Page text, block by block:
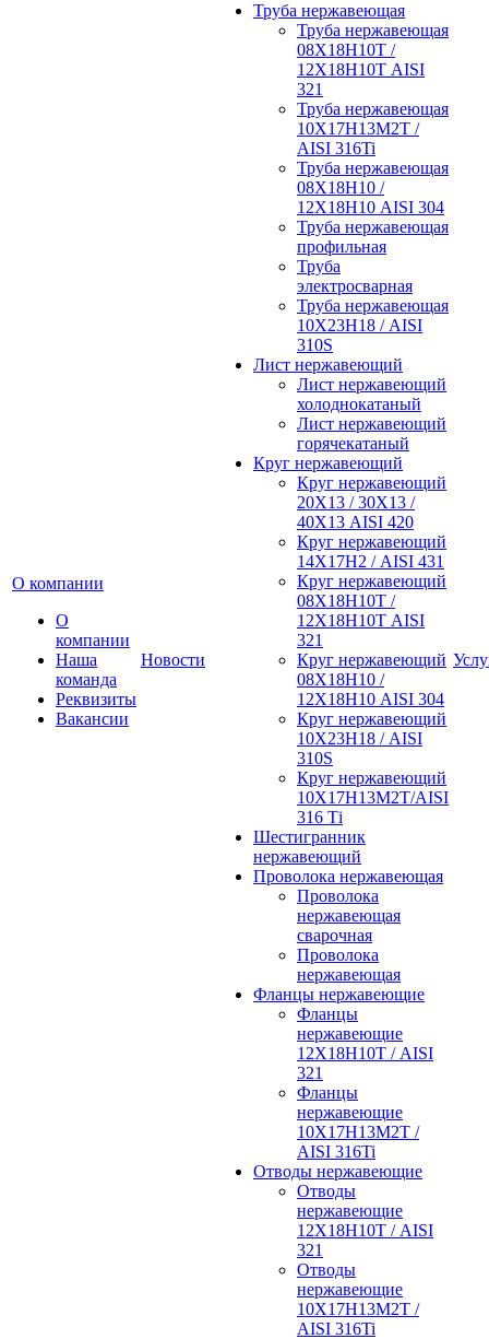
О компании
О
компании
Наша
команда
Реквизиты
Вакансии
Новости
Труба нержавеющая
Труба нержавеющая
08Х18Н10Т /
12Х18Н10Т AISI
321
Труба нержавеющая
10Х17Н13М2Т /
AISI 316Ti
Труба нержавеющая
08Х18Н10 /
12Х18Н10 AISI 304
Труба нержавеющая
профильная
Труба
электросварная
Труба нержавеющая
10Х23Н18 / AISI
310S
Лист нержавеющий
Лист нержавеющий
холоднокатаный
Лист нержавеющий
горячекатаный
Круг нержавеющий
Круг нержавеющий
20Х13 / 30Х13 /
40Х13 AISI 420
Круг нержавеющий
14Х17Н2 / AISI 431
Круг нержавеющий
08Х18Н10Т /
12Х18Н10Т AISI
321
Круг нержавеющий
08Х18Н10 /
12Х18Н10 AISI 304
Круг нержавеющий
10Х23Н18 / AISI
310S
Круг нержавеющий
10Х17Н13М2Т/AISI
316 Тi
Шестигранник
нержавеющий
Проволока нержавеющая
Проволока
нержавеющая
сварочная
Проволока
нержавеющая
Фланцы нержавеющие
Фланцы
нержавеющие
12Х18Н10Т / AISI
321
Фланцы
нержавеющие
10Х17Н13М2Т /
AISI 316Ti
Отводы нержавеющие
Отводы
нержавеющие
12Х18Н10Т / AISI
321
Отводы
нержавеющие
10Х17Н13М2Т /
AISI 316Ti